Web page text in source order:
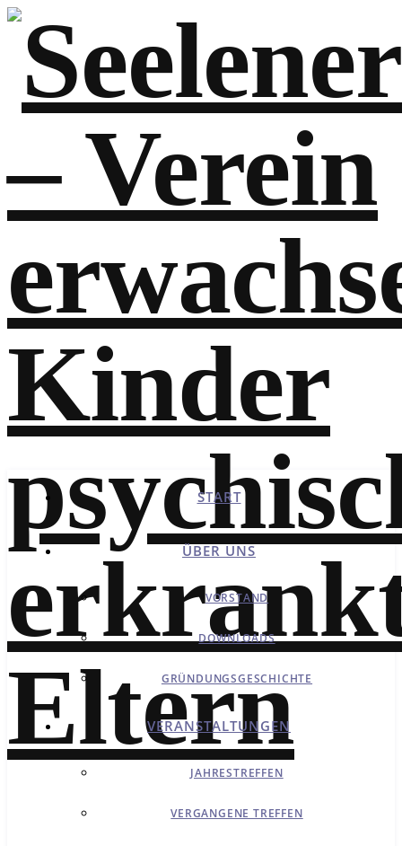
START
ÜBER UNS
VORSTAND
DOWNLOADS
GRÜNDUNGSGESCHICHTE
VERANSTALTUNGEN
JAHRESTREFFEN
VERGANGENE TREFFEN